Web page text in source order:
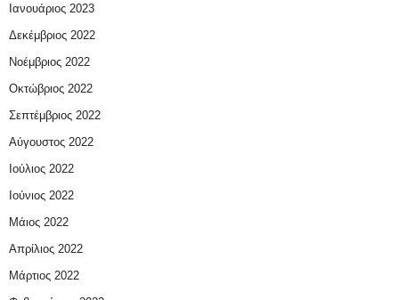
Ιανουάριος 2023
Δεκέμβριος 2022
Νοέμβριος 2022
Οκτώβριος 2022
Σεπτέμβριος 2022
Αύγουστος 2022
Ιούλιος 2022
Ιούνιος 2022
Μάιος 2022
Απρίλιος 2022
Μάρτιος 2022